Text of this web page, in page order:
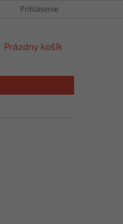
Prihlásenie
NÁKUPNÝ
Prázdny košík